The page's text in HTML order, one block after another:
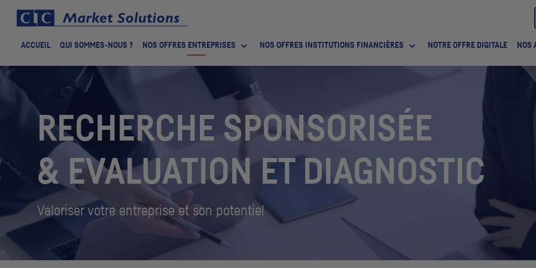
ACCUEIL QUI SOMMES-NOUS ? NOS OFFRES ENTREPRISES NOS OFFRES INSTITUTIONS FINANCIÈRES NOTRE OFFRE DIGITALE NOS
RECHERCHE SPONSORISÉE
& EVALUATION ET DIAGNOSTIC
Valoriser votre entreprise et son potentiel